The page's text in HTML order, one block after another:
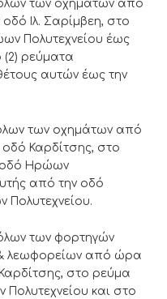
των οχημάτων από
Ιλ. Σαρίμβεη, στο
Πολυτεχνείου έως
(2) ρεύματα
αυτών έως την
των οχημάτων από
οδό Καρδίτσης, στο
οδό Ηρώων
από την οδό
των φορτηγών
λεωφορείων από ώρα
στο ρεύμα
και στο